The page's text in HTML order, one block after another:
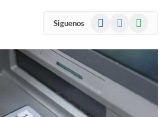
Siguenos Facebook